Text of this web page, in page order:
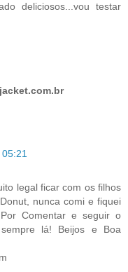
deliciosos...vou testar
legal ficar com os filhos
nunca comi e fiquei
Comentar e seguir o
lá! Beijos e Boa